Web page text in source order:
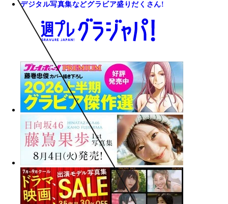
デジタル写真集などグラビア盛りだくさん!